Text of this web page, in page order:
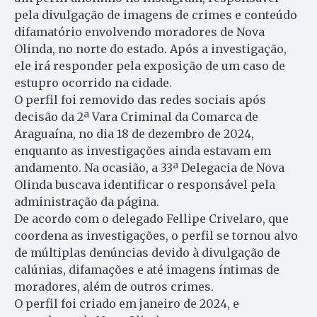
pela divulgação de imagens de crimes e conteúdo
difamatório envolvendo moradores de Nova
Olinda, no norte do estado. Após a investigação,
ele irá responder pela exposição de um caso de
estupro ocorrido na cidade.
O perfil foi removido das redes sociais após
decisão da 2ª Vara Criminal da Comarca de
Araguaína, no dia 18 de dezembro de 2024,
enquanto as investigações ainda estavam em
andamento. Na ocasião, a 33ª Delegacia de Nova
Olinda buscava identificar o responsável pela
administração da página.
De acordo com o delegado Fellipe Crivelaro, que
coordena as investigações, o perfil se tornou alvo
de múltiplas denúncias devido à divulgação de
calúnias, difamações e até imagens íntimas de
moradores, além de outros crimes.
O perfil foi criado em janeiro de 2024, e